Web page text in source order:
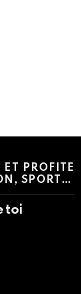
ET PROFITE
SPORT…
toi